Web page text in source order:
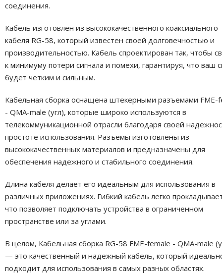
соединения.
Кабель изготовлен из высококачественного коаксиального
кабеля RG-58, который известен своей долговечностью и
производительностью. Кабель спроектирован так, чтобы
к минимуму потери сигнала и помехи, гарантируя, что ваш
будет четким и сильным.
Кабельная сборка оснащена штекерными разъемами FME-
- QMA-male (угл), которые широко используются в
телекоммуникационной отрасли благодаря своей
простоте использования. Разъемы изготовлены из
высококачественных материалов и предназначены для
обеспечения надежного и стабильного соединения.
Длина кабеля делает его идеальным для использования в
различных приложениях. Гибкий кабель легко
что позволяет подключать устройства в ограниченном
пространстве или за углами.
В целом, Кабельная сборка RG-58 FME-female - QMA-male
— это качественный и надежный кабель, который
подходит для использования в самых разных областях.